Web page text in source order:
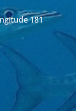
181